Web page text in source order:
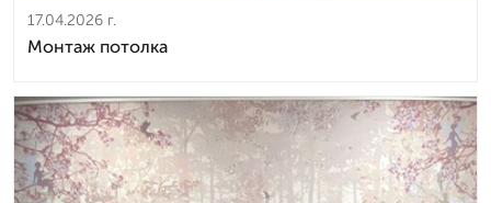
17.04.2026 г.
Монтаж потолка